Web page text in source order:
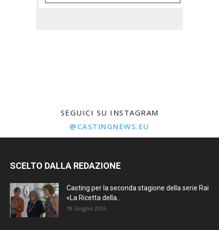
SEGUICI SU INSTAGRAM
@CASTINGNEWS.EU
SCELTO DALLA REDAZIONE
Casting per la seconda stagione della serie Rai
«La Ricetta della...
18 Giugno 2026